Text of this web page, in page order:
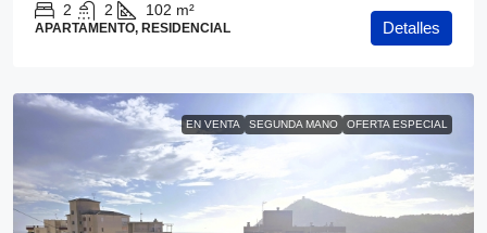
2 2 102 m²
APARTAMENTO, RESIDENCIAL Detalles
EN VENTA SEGUNDA MANO OFERTA ESPECIAL